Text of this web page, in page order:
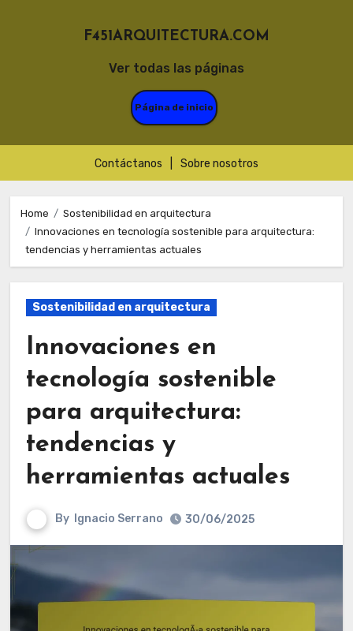
Ver todas las páginas
F451ARQUITECTURA.COM
Página de inicio
Contáctanos Sobre nosotros
content
Home
Sostenibilidad en arquitectura
Innovaciones en tecnología sostenible para arquitectura:
tendencias y herramientas actuales
Sostenibilidad en arquitectura
Innovaciones en
tecnología sostenible
para arquitectura:
tendencias y
herramientas actuales
By Ignacio Serrano 30/06/2025